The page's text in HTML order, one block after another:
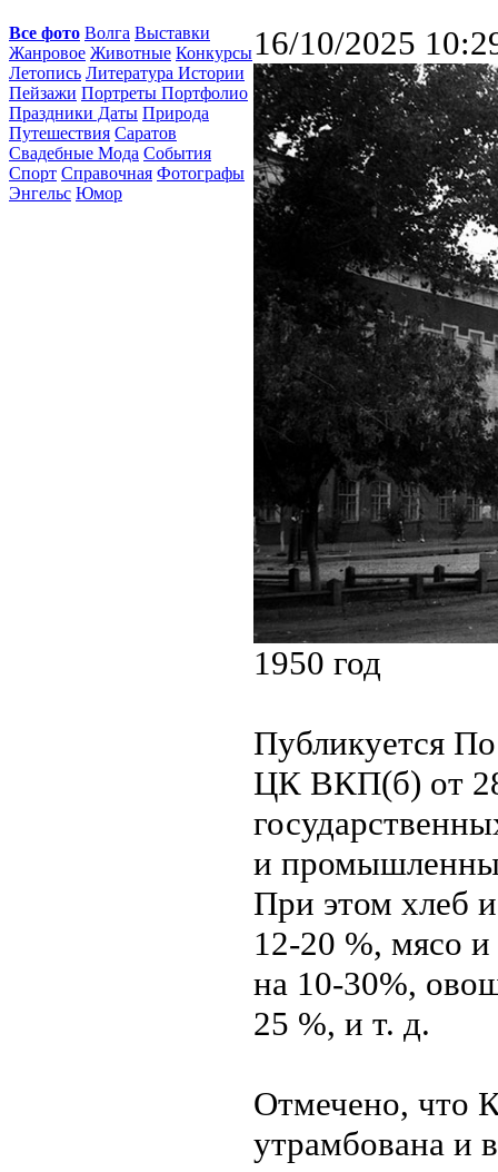
Все фото Волга Выставки
Жанровое Животные Конкурсы
Летопись Литература Истории
Пейзажи Портреты Портфолио
Праздники Даты Природа
Путешествия Саратов
Свадебные Мода События
Спорт Справочная Фотографы
Энгельс Юмор
16/10/2025
1950 год
Публикуется
ЦК ВКП(б) от
и
При этом хлеб
12-20 %, мясо
на 10-30%,
25 %, и т. д.
Отмечено, что
утрамбована и